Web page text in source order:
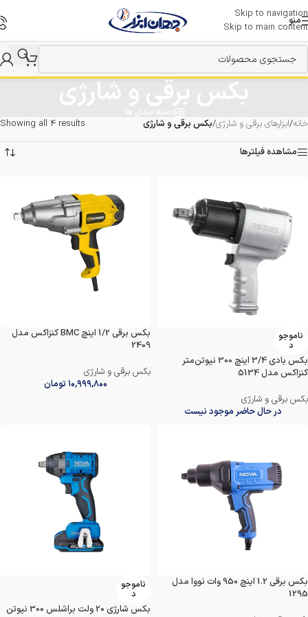
Skip to navigation
Skip to main content
منو
بکس برقی و شارژی
خانه/ابزارهای برقی و شارژی/بکس برقی و شارژی Showing all 4 results
مشاهده فیلترها
ناموجو
د
بکس بادی 3/4 اینچ 300 نیوتن‌متر
کنزاکس مدل 5134
بکس برقی و شارژی
در حال حاضر موجود نیست
بکس برقی 1/2 اینچ BMC کنزاکس مدل
2409
بکس برقی و شارژی
۱۰,۹۹۹,۸۰۰تومان
بکس برقی 1.2 اینچ 950 وات نووا مدل
1295
ناموجو
د
بکس شارژی 20 ولت براشلس 300 نیوتن